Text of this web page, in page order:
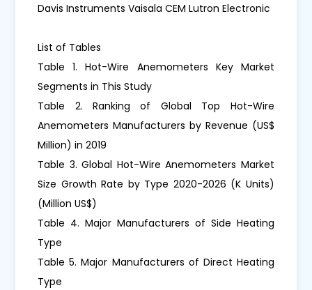
Davis Instruments Vaisala CEM Lutron Electronic
List of Tables
Table 1. Hot-Wire Anemometers Key Market
Segments in This Study
Table 2. Ranking of Global Top Hot-Wire
Anemometers Manufacturers by Revenue (US$
Million) in 2019
Table 3. Global Hot-Wire Anemometers Market
Size Growth Rate by Type 2020-2026 (K Units)
(Million US$)
Table 4. Major Manufacturers of Side Heating
Type
Table 5. Major Manufacturers of Direct Heating
Type